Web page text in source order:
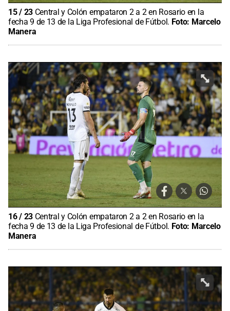
15/ 23 Central y Colón empataron 2 a 2 en Rosario en la
fecha 9 de 13 de la Liga Profesional de Fútbol. Foto: Marcelo
Manera
16/ 23 Central y Colón empataron 2 a 2 en Rosario en la
fecha 9 de 13 de la Liga Profesional de Fútbol. Foto: Marcelo
Manera